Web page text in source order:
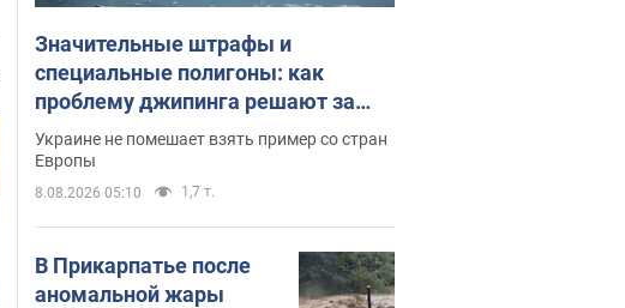
Значительные штрафы и
специальные полигоны: как
проблему джипинга решают за
границей
Украине не помешает взять пример со стран
Европы
8.08.2026 05:10 1,7 т.
В Прикарпатье после
аномальной жары